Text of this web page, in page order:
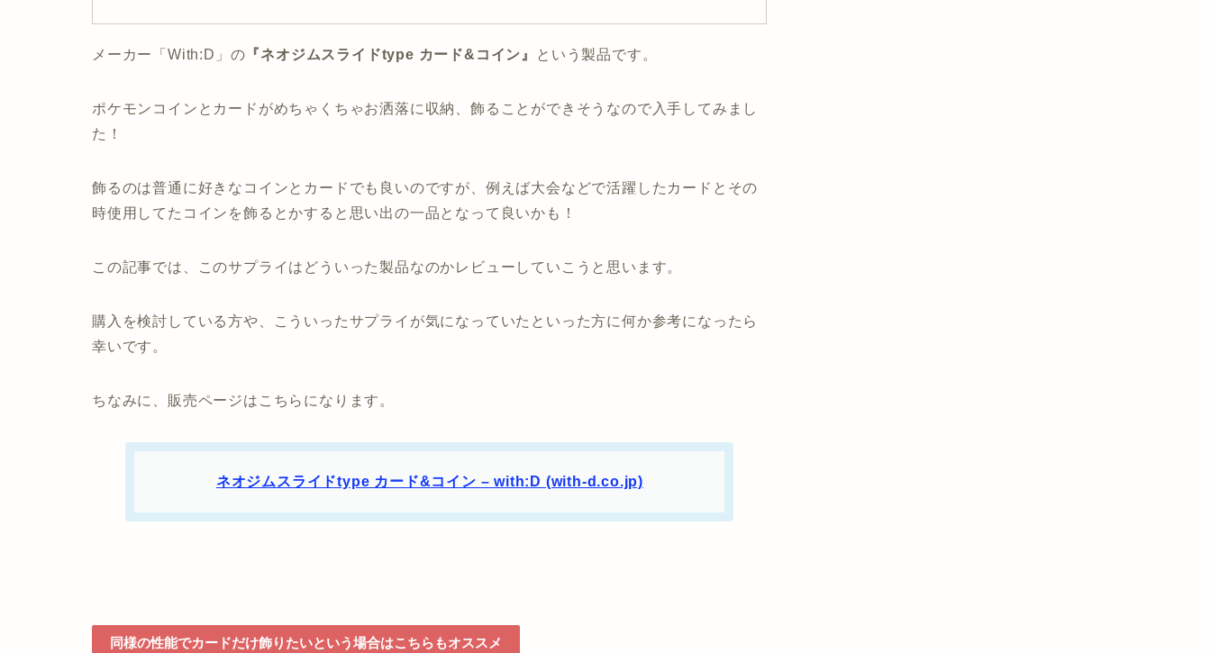
メーカー「With:D」の 『ネオジムスライドtype カード&コイン』 という製品です。
ポケモンコインとカードがめちゃくちゃお洒落に収納、飾ることができそうなので入手してみまし
た！
飾るのは普通に好きなコインとカードでも良いのですが、例えば大会などで活躍したカードとその
時使用してたコインを飾るとかすると思い出の一品となって良いかも！
この記事では、このサプライはどういった製品なのかレビューしていこうと思います。
購入を検討している方や、こういったサプライが気になっていたといった方に何か参考になったら
幸いです。
ちなみに、販売ページはこちらになります。
ネオジムスライドtype カード&コイン – with:D (with-d.co.jp)
同様の性能でカードだけ飾りたいという場合はこちらもオススメ